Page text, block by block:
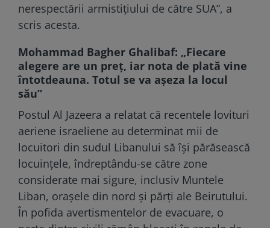
nerespectării armistițiului de către SUA”, a
scris acesta.
Mohammad Bagher Ghalibaf: „Fiecare
alegere are un preț, iar nota de plată vine
întotdeauna. Totul se va așeza la locul
său”
Postul Al Jazeera a relatat că recentele lovituri
aeriene israeliene au determinat mii de
locuitori din sudul Libanului să își părăsească
locuințele, îndreptându-se către zone
considerate mai sigure, inclusiv Muntele
Liban, orașele din nord și părți ale Beirutului.
În pofida avertismentelor de evacuare, o